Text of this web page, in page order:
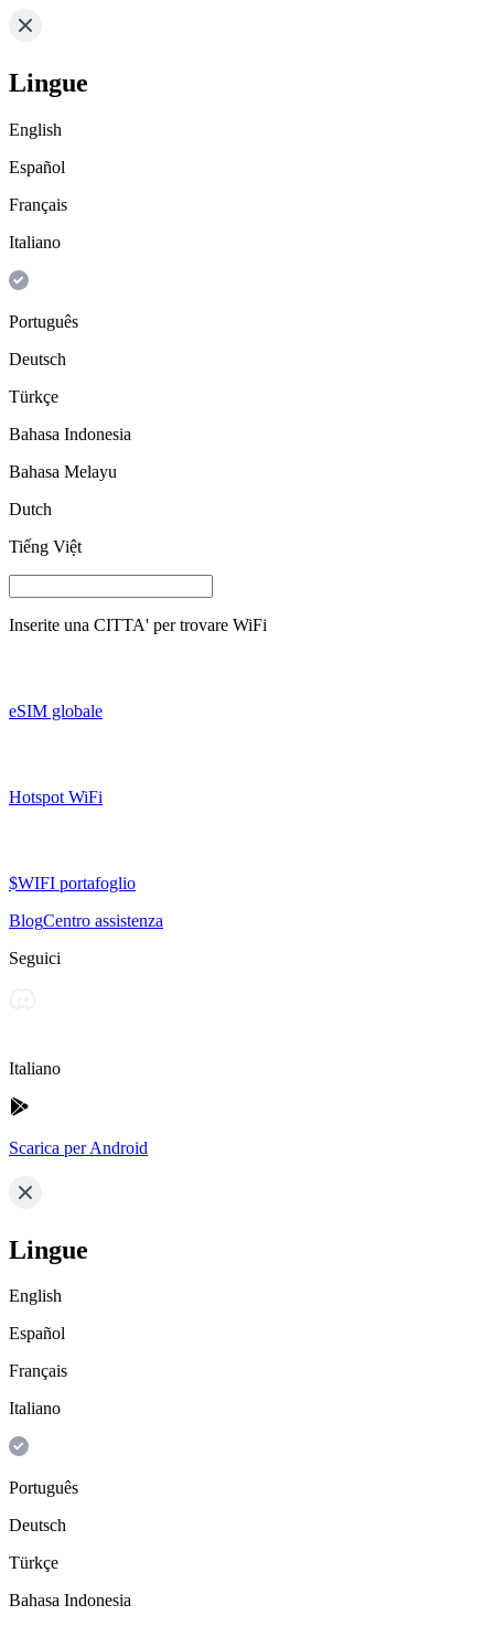
Lingue
English
Español
Français
Italiano
Português
Deutsch
Türkçe
Bahasa Indonesia
Bahasa Melayu
Dutch
Tiếng Việt
Inserite una CITTA' per trovare WiFi
eSIM globale
Hotspot WiFi
$WIFI portafoglio
BlogCentro assistenza
Seguici
Italiano
Scarica per Android
Lingue
English
Español
Français
Italiano
Português
Deutsch
Türkçe
Bahasa Indonesia